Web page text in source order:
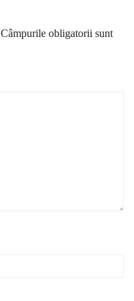
Câmpurile obligatorii sunt